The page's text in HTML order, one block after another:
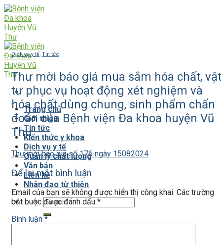
Skip
to
content
Trang chủ
Giới thiệu
Tin tức
Kiến thức y khoa
Dịch vụ y tế
Quản lý chất lượng
Văn bản
Liên hệ
Nhân đạo từ thiện
Dịch vụ y tế, Tin tức
Thư mời báo giá mua sắm hóa chất, vật
tư phục vụ hoạt động xét nghiệm và
hóa chất dùng chung, sinh phẩm chẩn
đoán của Bệnh viện Đa khoa huyện Vũ
Thư
Thư mời báo giá số 176 ngày 15082024
Để lại một bình luận
Email của bạn sẽ không được hiển thị công khai. Các trường
bắt buộc được đánh dấu *
Bình luận*